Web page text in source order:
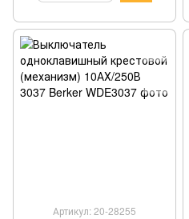
Артикул: 20-28255